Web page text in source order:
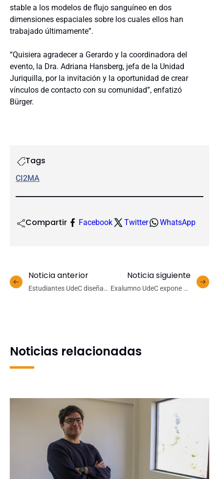
stable a los modelos de flujo sanguíneo en dos
dimensiones espaciales sobre los cuales ellos han
trabajado últimamente”.
“Quisiera agradecer a Gerardo y la coordinadora del
evento, la Dra. Adriana Hansberg, jefa de la Unidad
Juriquilla, por la invitación y la oportunidad de crear
vínculos de contacto con su comunidad”, enfatizó
Bürger.
Tags
CI2MA
Compartir Facebook Twitter WhatsApp
Noticia anterior
Estudiantes UdeC diseñan
Noticia siguiente
Exalumno UdeC expone en
Noticias relacionadas